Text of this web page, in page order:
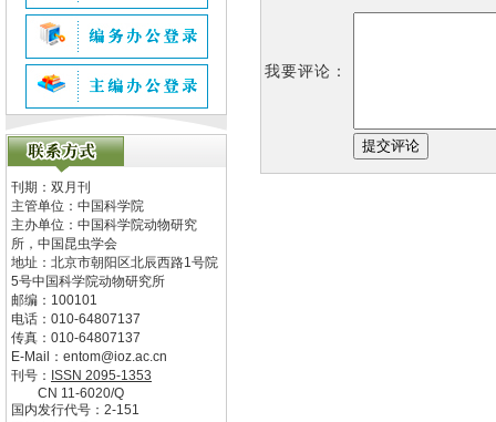
刊期：双月刊
主管单位： 中国科学院
主办单位： 中国科学院动物研究
所，中国昆虫学会
地址： 北京市朝阳区北辰西路1号院
5号中国科学院动物研究所
邮编： 100101
电话： 010-64807137
传真： 010-64807137
E-Mail： entom@ioz.ac.cn
刊号： ISSN 2095-1353
CN 11-6020/Q
国内发行代号： 2-151
我要评论：